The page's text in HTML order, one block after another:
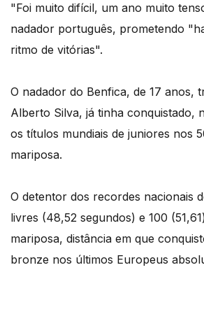
"Foi muito difícil, um ano muito
nadador português, prometendo
ritmo de vitórias".
O nadador do Benfica, de 17 anos,
Alberto Silva, já tinha conquistado,
os títulos mundiais de juniores nos
mariposa.
O detentor dos recordes nacionais
livres (48,52 segundos) e 100
mariposa, distância em que
bronze nos últimos Europeus